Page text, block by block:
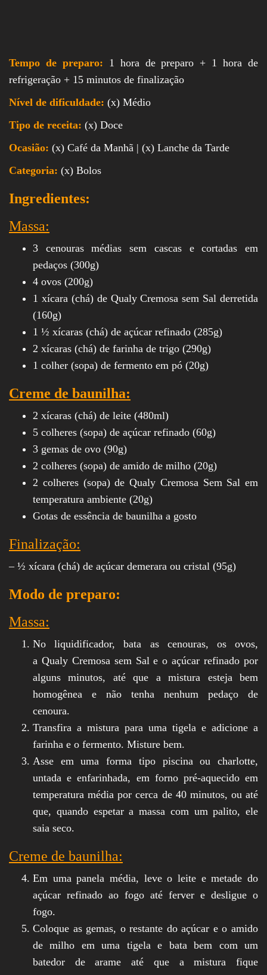
Tempo de preparo: 1 hora de preparo + 1 hora de
refrigeração + 15 minutos de finalização
Nível de dificuldade: (x) Médio
Tipo de receita: (x) Doce
Ocasião: (x) Café da Manhã | (x) Lanche da Tarde
Categoria: (x) Bolos
Ingredientes:
Massa:
3 cenouras médias sem cascas e cortadas em
pedaços (300g)
4 ovos (200g)
1 xícara (chá) de Qualy Cremosa sem Sal derretida
(160g)
1 ½ xícaras (chá) de açúcar refinado (285g)
2 xícaras (chá) de farinha de trigo (290g)
1 colher (sopa) de fermento em pó (20g)
Creme de baunilha:
2 xícaras (chá) de leite (480ml)
5 colheres (sopa) de açúcar refinado (60g)
3 gemas de ovo (90g)
2 colheres (sopa) de amido de milho (20g)
2 colheres (sopa) de Qualy Cremosa Sem Sal em
temperatura ambiente (20g)
Gotas de essência de baunilha a gosto
Finalização:
– ½ xícara (chá) de açúcar demerara ou cristal (95g)
Modo de preparo:
Massa:
No liquidificador, bata as cenouras, os ovos,
a Qualy Cremosa sem Sal e o açúcar refinado por
alguns minutos, até que a mistura esteja bem
homogênea e não tenha nenhum pedaço de
cenoura.
Transfira a mistura para uma tigela e adicione a
farinha e o fermento. Misture bem.
Asse em uma forma tipo piscina ou charlotte,
untada e enfarinhada, em forno pré-aquecido em
temperatura média por cerca de 40 minutos, ou até
que, quando espetar a massa com um palito, ele
saia seco.
Creme de baunilha:
Em uma panela média, leve o leite e metade do
açúcar refinado ao fogo até ferver e desligue o
fogo.
Coloque as gemas, o restante do açúcar e o amido
de milho em uma tigela e bata bem com um
batedor de arame até que a mistura fique